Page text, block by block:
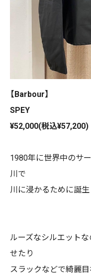
【Barbour】
SPEY
¥52,000(税込¥57,200)
1980年に世界中のサ
川で
川に浸かるために誕
ルーズなシルエット
せたり
スラックなどで綺麗目